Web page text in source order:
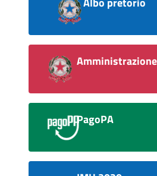
PagoPA